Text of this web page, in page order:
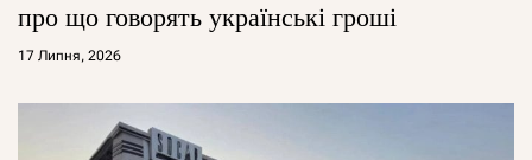
про що говорять українські гроші
17 Липня, 2026